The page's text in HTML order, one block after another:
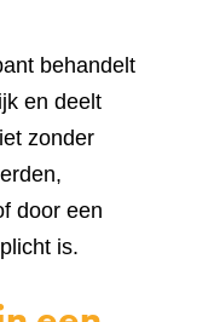
behandelt
en deelt
zonder
door een
is.